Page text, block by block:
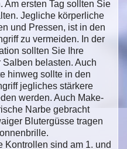
ersten Tag sollten Sie
Jegliche körperliche
und Pressen, ist in den
zu vermeiden. In der
sollten Sie Ihre
belasten. Auch
hinweg sollte in den
jegliches stärkere
werden. Auch Make-
Narbe gebracht
Blutergüsse tragen
Kontrollen sind am 1. und